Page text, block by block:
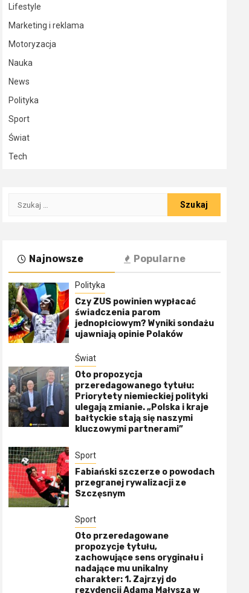
Lifestyle
Marketing i reklama
Motoryzacja
Nauka
News
Polityka
Sport
Świat
Tech
Szukaj:
Najnowsze Popularne
Polityka
Czy ZUS powinien wypłacać
świadczenia parom
jednopłciowym? Wyniki sondażu
ujawniają opinie Polaków
Świat
Oto propozycja
przeredagowanego tytułu:
Priorytety niemieckiej polityki
ulegają zmianie. „Polska i kraje
bałtyckie stają się naszymi
kluczowymi partnerami”
Sport
Fabiański szczerze o powodach
przegranej rywalizacji ze
Szczęsnym
Sport
Oto przeredagowane
propozycje tytułu,
zachowujące sens oryginału i
nadające mu unikalny
charakter: 1. Zajrzyj do
rezydencji Adama Małysza w